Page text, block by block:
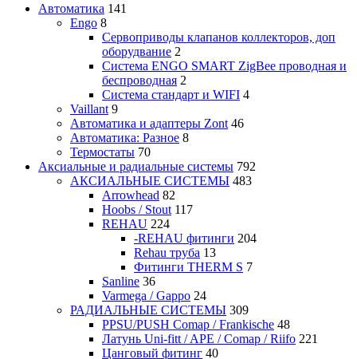
Автоматика 141
Engo 8
Сервоприводы клапанов коллекторов, доп
оборудвание 2
Система ENGO SMART ZigBee проводная и
беспроводная 2
Система стандарт и WIFI 4
Vaillant 9
Автоматика и адаптеры Zont 46
Автоматика: Разное 8
Термостаты 70
Аксиальные и радиальные системы 792
АКСИАЛЬНЫЕ СИСТЕМЫ 483
Arrowhead 82
Hoobs / Stout 117
REHAU 224
-REHAU фитинги 204
Rehau труба 13
Фитинги THERM S 7
Sanline 36
Varmega / Gappo 24
РАДИАЛЬНЫЕ СИСТЕМЫ 309
PPSU/PUSH Comap / Frankische 48
Латунь Uni-fitt / APE / Comap / Riifo 221
Цанговый фитинг 40